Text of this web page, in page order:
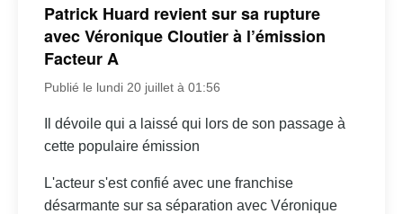
Patrick Huard revient sur sa rupture
avec Véronique Cloutier à l’émission
Facteur A
Publié le lundi 20 juillet à 01:56
Il dévoile qui a laissé qui lors de son passage à
cette populaire émission
L'acteur s'est confié avec une franchise
désarmante sur sa séparation avec Véronique